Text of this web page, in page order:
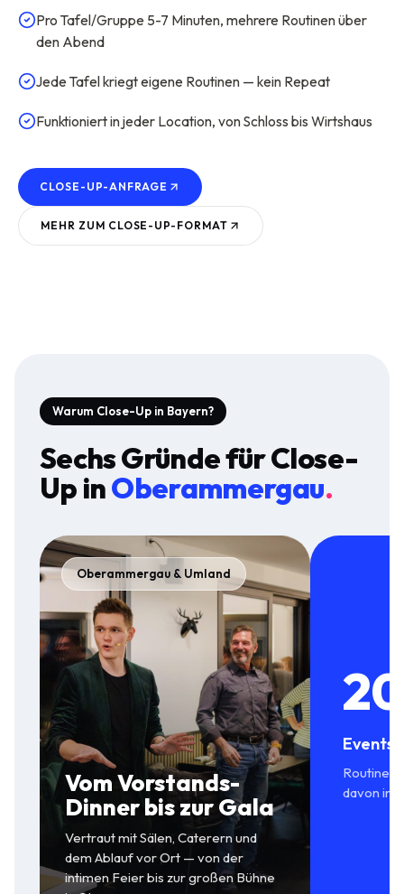
Pro Tafel/Gruppe 5-7 Minuten, mehrere Routinen über
den Abend
Jede Tafel kriegt eigene Routinen — kein Repeat
Funktioniert in jeder Location, von Schloss bis Wirtshaus
CLOSE-UP-ANFRAGE
MEHR ZUM CLOSE-UP-FORMAT
Warum Close-Up in Bayern?
Sechs Gründe fürClose-
Up inOberammergau.
Oberammergau & Umland
Vom Vorstands-
Dinner bis zur Gala
Vertraut mit Sälen, Caterern und
dem Ablauf vor Ort — von der
intimen Feier bis zur großen Bühne
Events
Routine
davon in